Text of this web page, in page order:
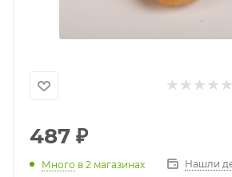
487 ₽
Много в 2 магазинах Нашли